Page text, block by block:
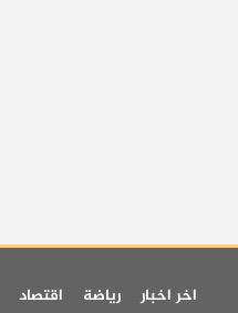
اخر اخبار رياضة اقتصاد